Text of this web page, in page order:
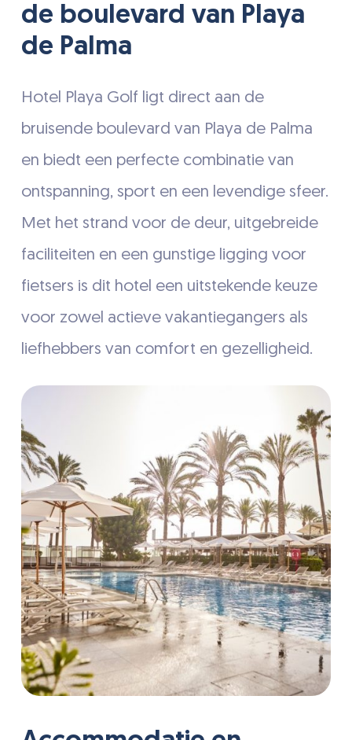
de boulevard van Playa
de Palma
Hotel Playa Golf ligt direct aan de
bruisende boulevard van Playa de Palma
en biedt een perfecte combinatie van
ontspanning, sport en een levendige sfeer.
Met het strand voor de deur, uitgebreide
faciliteiten en een gunstige ligging voor
fietsers is dit hotel een uitstekende keuze
voor zowel actieve vakantiegangers als
liefhebbers van comfort en gezelligheid.